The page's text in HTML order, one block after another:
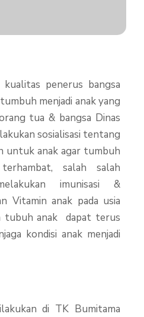
kualitas penerus bangsa
menjadi anak yang
tua & bangsa Dinas
sosialisasi tentang
untuk anak agar tumbuh
salah salah
imunisasi &
Vitamin anak pada usia
tubuh anak dapat terus
kondisi anak menjadi
di TK Bumitama